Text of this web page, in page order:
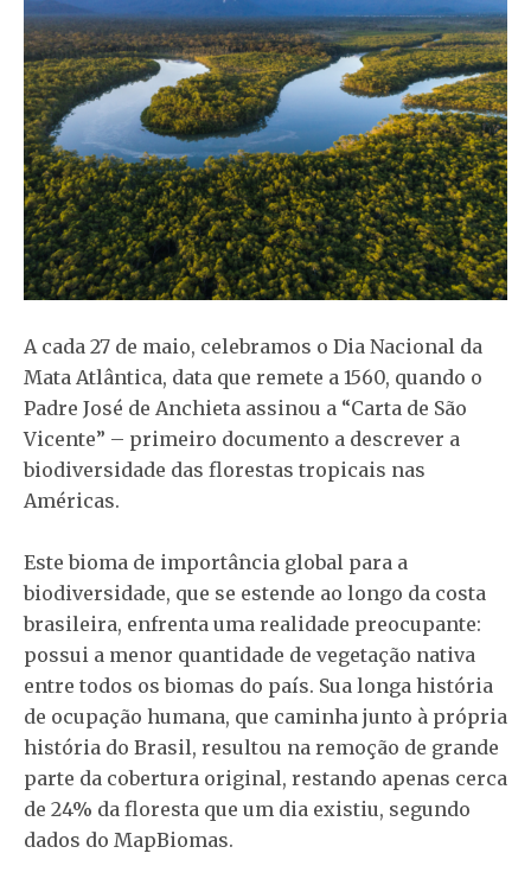
A cada 27 de maio, celebramos o Dia Nacional da
Mata Atlântica, data que remete a 1560, quando o
Padre José de Anchieta assinou a “Carta de São
Vicente” – primeiro documento a descrever a
biodiversidade das florestas tropicais nas
Américas.
Este bioma de importância global para a
biodiversidade, que se estende ao longo da costa
brasileira, enfrenta uma realidade preocupante:
possui a menor quantidade de vegetação nativa
entre todos os biomas do país. Sua longa história
de ocupação humana, que caminha junto à própria
história do Brasil, resultou na remoção de grande
parte da cobertura original, restando apenas cerca
de 24% da floresta que um dia existiu, segundo
dados do MapBiomas.